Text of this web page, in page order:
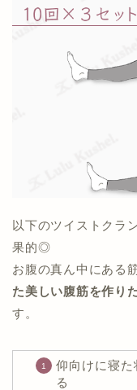
以下のツイストクラ
果的◎
お腹の真ん中にある
た美しい腹筋を作り
す。
仰向けに寝
る